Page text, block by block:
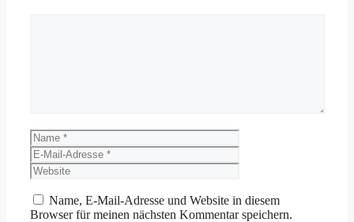
Name
Mail-
Adresse
Name, E-Mail-Adresse und Website in diesem
Browser für meinen nächsten Kommentar speichern.